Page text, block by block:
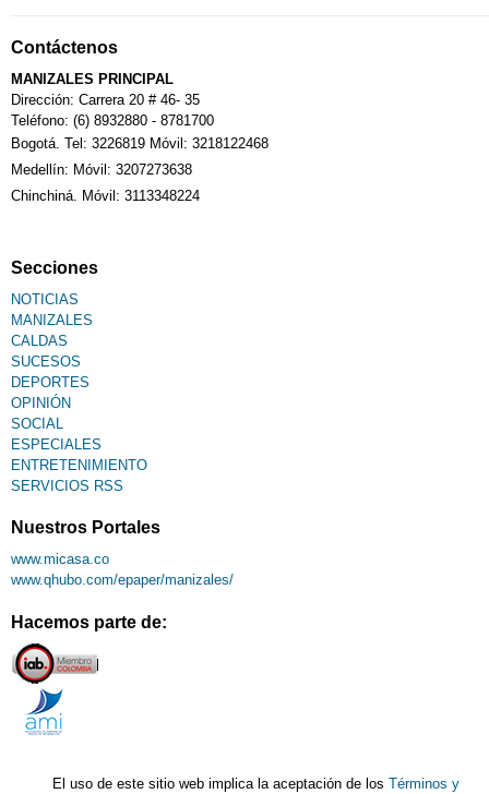
Contáctenos
MANIZALES PRINCIPAL
Dirección: Carrera 20 # 46- 35
Teléfono: (6) 8932880 - 8781700
Bogotá. Tel: 3226819 Móvil: 3218122468
Medellín: Móvil: 3207273638
Chinchiná. Móvil: 3113348224
Secciones
NOTICIAS
MANIZALES
CALDAS
SUCESOS
DEPORTES
OPINIÓN
SOCIAL
ESPECIALES
ENTRETENIMIENTO
SERVICIOS RSS
Nuestros Portales
www.micasa.co
www.qhubo.com/epaper/manizales/
Hacemos parte de:
El uso de este sitio web implica la aceptación de los Términos y